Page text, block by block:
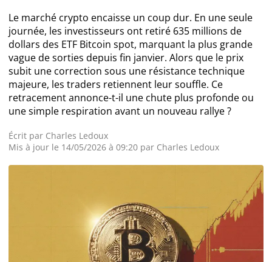
Actualité NFT
Actualité Exchanges
Actualité IA
Guides
Prédictions
Le marché crypto encaisse un coup dur. En une seule
journée, les investisseurs ont retiré 635 millions de
dollars des ETF Bitcoin spot, marquant la plus grande
vague de sorties depuis fin janvier. Alors que le prix
subit une correction sous une résistance technique
majeure, les traders retiennent leur souffle. Ce
retracement annonce-t-il une chute plus profonde ou
une simple respiration avant un nouveau rallye ?
Écrit par Charles Ledoux
Mis à jour le 14/05/2026 à 09:20 par Charles Ledoux